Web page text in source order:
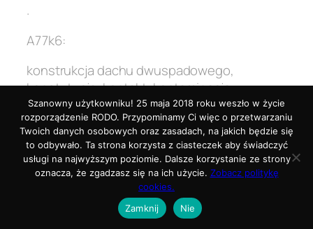
.
A77k6:
konstrukcja dachu dwuspadowego,
konstytucja, kontakt, kontaminacja,
konwencja, koordynacja, kordialność,
korona, korporacja.
.
korpus służby cywilnej, koszyk wiklinowy
Szanowny użytkowniku! 25 maja 2018 roku weszło w życie
rozporządzenie RODO. Przypominamy Ci więc o przetwarzaniu
Twoich danych osobowych oraz zasadach, na jakich będzie się
to odbywało. Ta strona korzysta z ciasteczek aby świadczyć
usługi na najwyższym poziomie. Dalsze korzystanie ze strony
oznacza, że zgadzasz się na ich użycie. Zobacz politykę
cookies.
Zamknij
Nie